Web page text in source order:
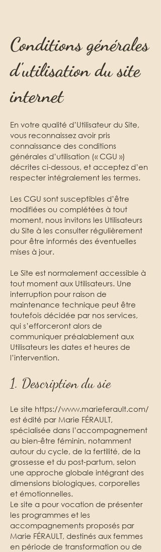
Conditions générales
d'utilisation du site
internet
En votre qualité d’Utilisateur du Site,
vous reconnaissez avoir pris
connaissance des conditions
générales d’utilisation (« CGU »)
décrites ci-dessous, et acceptez d’en
respecter intégralement les termes.
Les CGU sont susceptibles d’être
modifiées ou complétées à tout
moment, nous invitons les Utilisateurs
du Site à les consulter régulièrement
pour être informés des éventuelles
mises à jour.
Le Site est normalement accessible à
tout moment aux Utilisateurs. Une
interruption pour raison de
maintenance technique peut être
toutefois décidée par nos services,
qui s’efforceront alors de
communiquer préalablement aux
Utilisateurs les dates et heures de
l’intervention.
1. Description du sie
Le site https://www.marieferault.com/
est édité par Marie FÉRAULT,
spécialisée dans l’accompagnement
au bien-être féminin, notamment
autour du cycle, de la fertilité, de la
grossesse et du post-partum, selon
une approche globale intégrant des
dimensions biologiques, corporelles
et émotionnelles.
Le site a pour vocation de présenter
les programmes et les
accompagnements proposés par
Marie FÉRAULT, destinés aux femmes
en période de transformation ou de